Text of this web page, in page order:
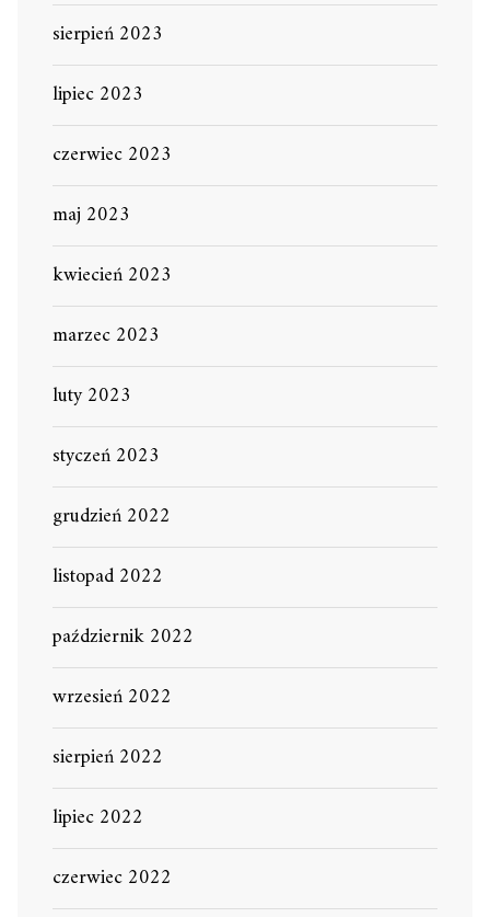
sierpień 2023
lipiec 2023
czerwiec 2023
maj 2023
kwiecień 2023
marzec 2023
luty 2023
styczeń 2023
grudzień 2022
listopad 2022
październik 2022
wrzesień 2022
sierpień 2022
lipiec 2022
czerwiec 2022